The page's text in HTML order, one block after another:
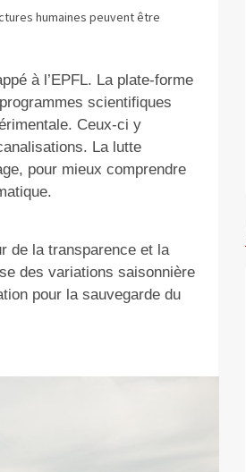
humaines peuvent être
à l’EPFL. La plate-forme
scientifiques
Ceux-ci y
La lutte
pour mieux comprendre
de la transparence et la
des variations saisonnière
pour la sauvegarde du